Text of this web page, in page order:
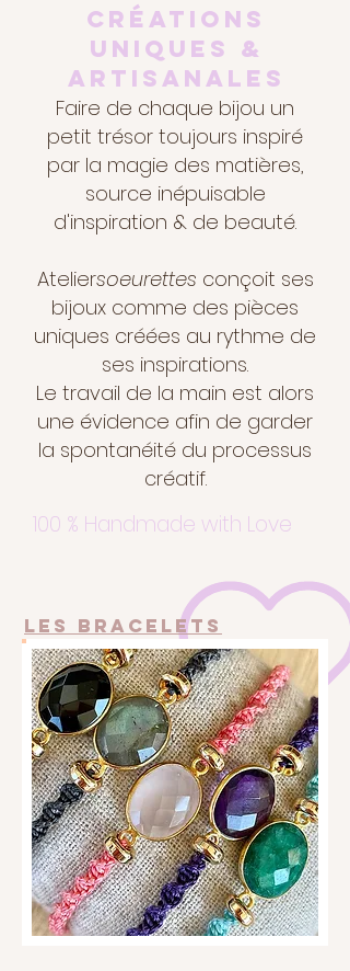
CréationS
uniques &
artisanales
Faire de chaque bijou un
petit trésor toujours inspiré
par la magie des matières,
source inépuisable
d'inspiration & de beauté.
Ateliersoeurettes conçoit ses
bijoux comme des pièces
uniques créées au rythme de
ses inspirations.
Le travail de la main est alors
une évidence afin de garder
la spontanéité du processus
créatif.
100 % Handmade with Love
LES Bracelets